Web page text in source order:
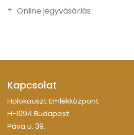
Online jegyvásárlás
Kapcsolat
Holokauszt Emlékközpont
H-1094 Budapest
Páva u. 39.